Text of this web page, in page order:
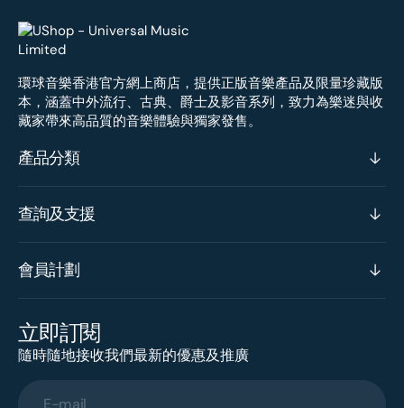
環球音樂香港官方網上商店，提供正版音樂產品及限量珍藏版
本，涵蓋中外流行、古典、爵士及影音系列，致力為樂迷與收
藏家帶來高品質的音樂體驗與獨家發售。
產品分類
查詢及支援
會員計劃
立即訂閱
隨時隨地接收我們最新的優惠及推廣